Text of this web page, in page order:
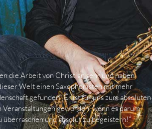
die Arbeit von Christian sehr und haben
Welt einen Saxophonisten mit mehr
gefunden! Er ist für uns zum absoluten
geworden, wenn es darum
überraschen und absolut zu begeistern!“